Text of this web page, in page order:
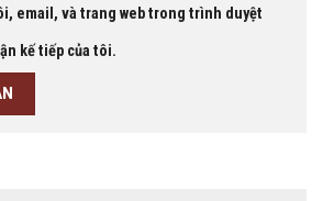
email, và trang web trong trình duyệt
kế tiếp của tôi.